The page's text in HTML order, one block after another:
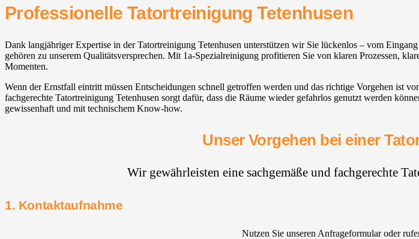
Professionelle Tatortreinigung Tetenhusen
Dank langjähriger Expertise in der Tatortreinigung Tetenhusen unterstützen wir Sie lückenlos – vom
gehören zu unserem Qualitätsversprechen. Mit 1a-Spezialreinigung profitieren Sie von klaren Prozessen,
Momenten.
Wenn der Ernstfall eintritt müssen Entscheidungen schnell getroffen werden und das richtige Vorgehen ist
fachgerechte Tatortreinigung Tetenhusen sorgt dafür, dass die Räume wieder gefahrlos genutzt werden
gewissenhaft und mit technischem Know-how.
Unser Vorgehen bei einer
Wir gewährleisten eine sachgemäße und fachgerechte
1. Kontaktaufnahme
Nutzen Sie unseren Anfrageformular oder